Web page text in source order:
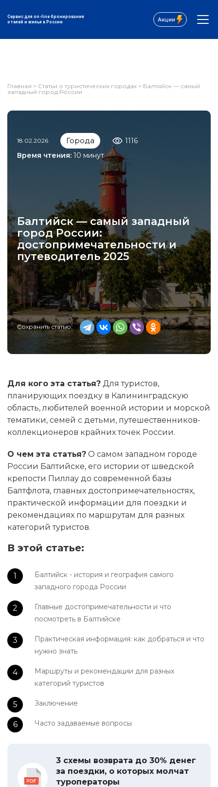
Сервис для on-line бронирования
отелей и жилья в России
Акции
Главная > Статьи о туристических городах > Балтийск — самый
западный город России
18.02.2026 Города
1116
Время чтения: 10 минут
Балтийск — самый западный
город России:
достопримечательности и
путеводитель 2025
Сохранить статью:
Для кого эта статья? Для туристов,
планирующих поездку в Калининградскую
область, любителей военной истории и морской
тематики, семей с детьми, путешественников-
коллекционеров крайних точек России.
О чем эта статья? О самом западном городе
России Балтийске, его истории от шведской
крепости Пиллау до современной базы
Балтфлота, главных достопримечательностях,
практической информации для поездки и
рекомендациях по маршрутам для разных
категорий туристов.
В этой статье:
Балтийск - история и география самого
западного города России
Главные достопримечательности и что
посмотреть в Балтийске
Практическая информация: как добраться и что
нужно знать
Маршруты и рекомендации для разных
категорий туристов
Заключение
Часто задаваемые вопросы
3 схемы возврата до 30% денег
за поездки, о которых молчат
туроператоры